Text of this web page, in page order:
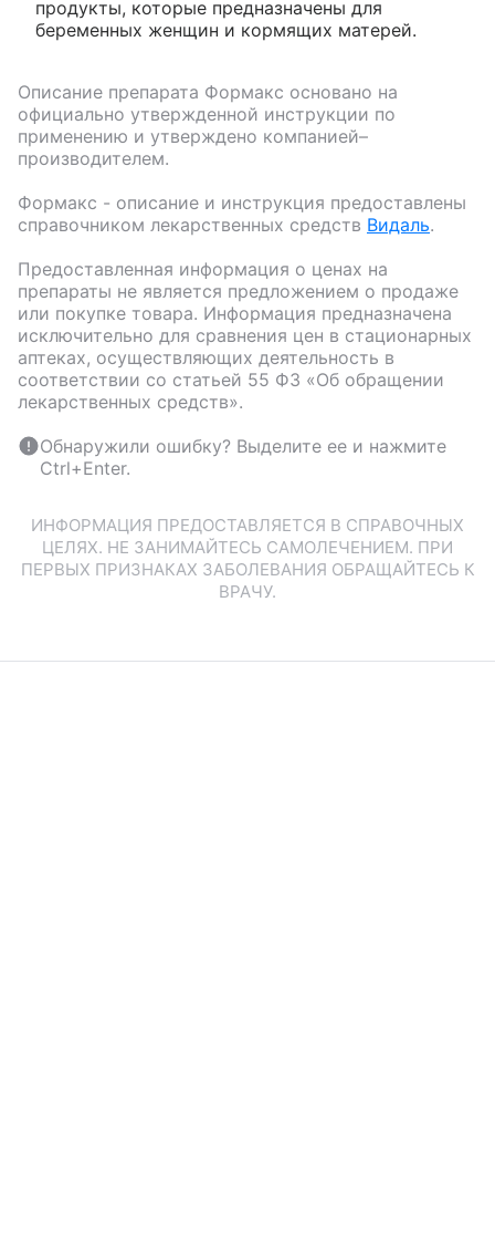
продукты, которые предназначены для
беременных женщин и кормящих матерей.
Описание препарата Формакс основано на
официально утвержденной инструкции по
применению и утверждено компанией–
производителем.
Формакс - описание и инструкция предоставлены
справочником лекарственных средств Видаль.
Предоставленная информация о ценах на
препараты не является предложением о продаже
или покупке товара. Информация предназначена
исключительно для сравнения цен в стационарных
аптеках, осуществляющих деятельность в
соответствии со статьей 55 ФЗ «Об обращении
лекарственных средств».
Обнаружили ошибку? Выделите ее и нажмите
Ctrl+Enter.
ИНФОРМАЦИЯ ПРЕДОСТАВЛЯЕТСЯ В СПРАВОЧНЫХ
ЦЕЛЯХ. НЕ ЗАНИМАЙТЕСЬ САМОЛЕЧЕНИЕМ. ПРИ
ПЕРВЫХ ПРИЗНАКАХ ЗАБОЛЕВАНИЯ ОБРАЩАЙТЕСЬ К
ВРАЧУ.